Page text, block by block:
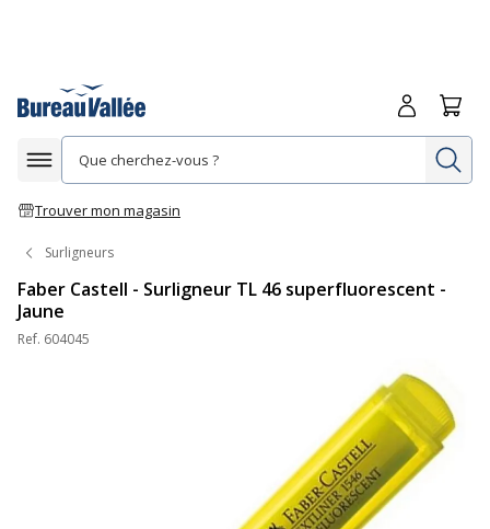
Afficher la navigation
Trouver mon magasin
Me
Surligneurs
Faber Castell - Surligneur TL 46 superfluorescent -
Jaune
Ref. 604045